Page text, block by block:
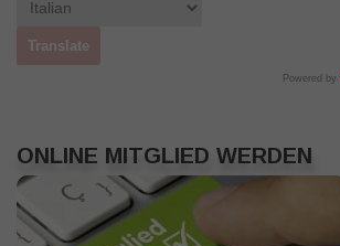
Powered by
ONLINE MITGLIED WERDEN